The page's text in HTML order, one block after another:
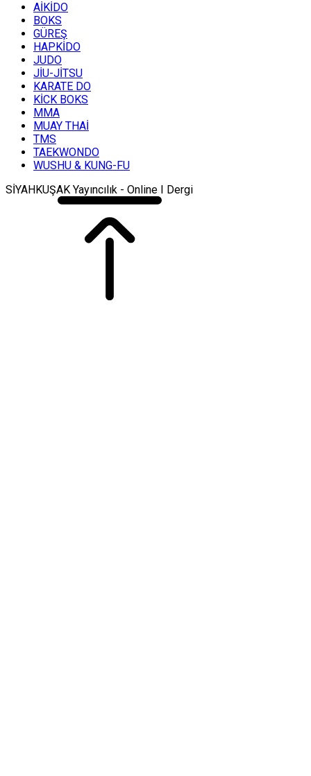
AİKİDO
BOKS
GÜREŞ
HAPKİDO
JUDO
JİU-JİTSU
KARATE DO
KİCK BOKS
MMA
MUAY THAİ
TMS
TAEKWONDO
WUSHU & KUNG-FU
SİYAHKUŞAK Yayıncılık - Online I Dergi